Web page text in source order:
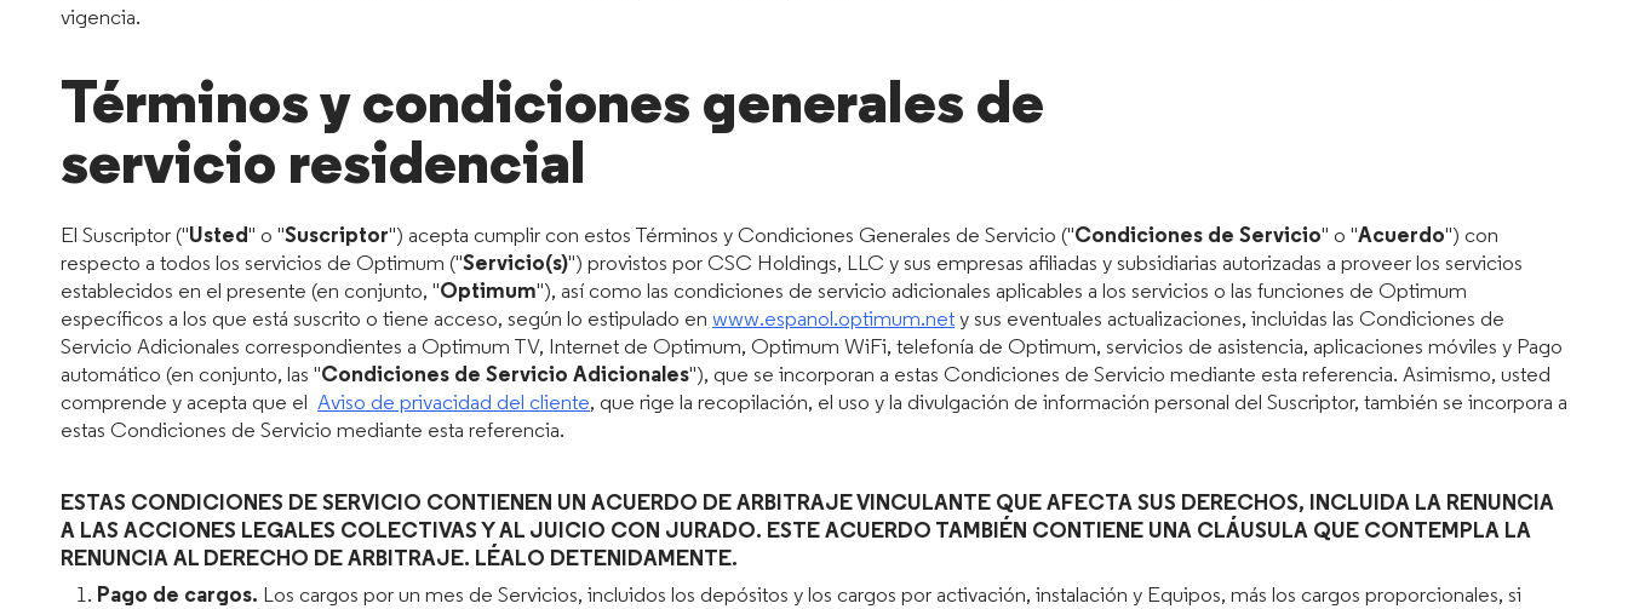
vigencia.
Términos y condiciones generales de
servicio residencial
El Suscriptor ("Usted" o "Suscriptor") acepta cumplir con estos Términos y Condiciones Generales de Servicio ("Condiciones de Servicio" o "Acuerdo") con
respecto a todos los servicios de Optimum ("Servicio(s)") provistos por CSC Holdings, LLC y sus empresas afiliadas y subsidiarias autorizadas a proveer los servicios
establecidos en el presente (en conjunto, "Optimum"), así como las condiciones de servicio adicionales aplicables a los servicios o las funciones de Optimum
específicos a los que está suscrito o tiene acceso, según lo estipulado en www.espanol.optimum.net y sus eventuales actualizaciones, incluidas las Condiciones de
Servicio Adicionales correspondientes a Optimum TV, Internet de Optimum, Optimum WiFi, telefonía de Optimum, servicios de asistencia, aplicaciones móviles y Pago
automático (en conjunto, las "Condiciones de Servicio Adicionales"), que se incorporan a estas Condiciones de Servicio mediante esta referencia. Asimismo, usted
comprende y acepta que el Aviso de privacidad del cliente, que rige la recopilación, el uso y la divulgación de información personal del Suscriptor, también se incorpora a
estas Condiciones de Servicio mediante esta referencia.
ESTAS CONDICIONES DE SERVICIO CONTIENEN UN ACUERDO DE ARBITRAJE VINCULANTE QUE AFECTA SUS DERECHOS, INCLUIDA LA RENUNCIA
A LAS ACCIONES LEGALES COLECTIVAS Y AL JUICIO CON JURADO. ESTE ACUERDO TAMBIÉN CONTIENE UNA CLÁUSULA QUE CONTEMPLA LA
RENUNCIA AL DERECHO DE ARBITRAJE. LÉALO DETENIDAMENTE.
Pago de cargos. Los cargos por un mes de Servicios, incluidos los depósitos y los cargos por activación, instalación y Equipos, más los cargos proporcionales, si